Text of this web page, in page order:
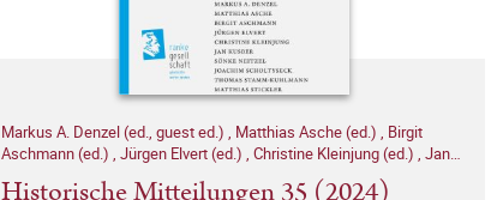
Markus A. Denzel (ed., guest ed.) , Matthias Asche (ed.) , Birgit
Aschmann (ed.) , Jürgen Elvert (ed.) , Christine Kleinjung (ed.) , Jan
Joachim Scholtyseck (ed.)